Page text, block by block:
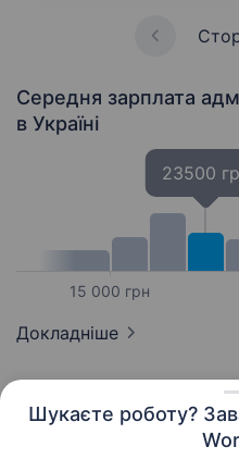
Шукаєте роботу?
Середня зарплата
в Україні
15 000 грн
23500
Докладніше